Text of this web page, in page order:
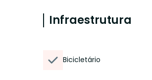
Infraestrutura
Bicicletário